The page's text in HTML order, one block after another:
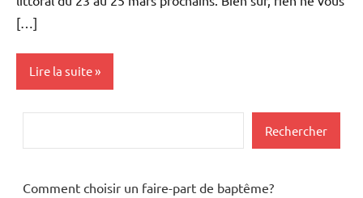
[…]
Lire la suite
Santé
Sorties/loisirs
Rechercher
Comment choisir un faire-part de baptême?